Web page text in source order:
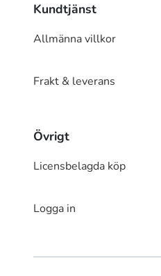
Kundtjänst
Allmänna villkor
Frakt & leverans
Övrigt
Licensbelagda köp
Logga in